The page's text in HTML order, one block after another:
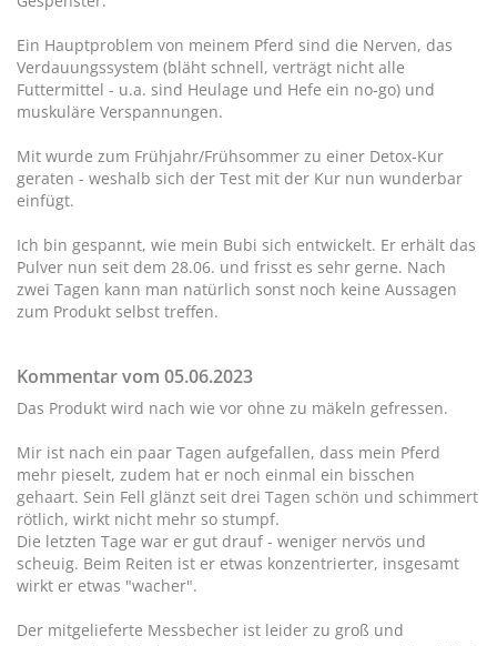
Ein Hauptproblem von meinem Pferd sind die Nerven, das
Verdauungssystem (bläht schnell, verträgt nicht alle
Futtermittel - u.a. sind Heulage und Hefe ein no-go) und
muskuläre Verspannungen.
Mit wurde zum Frühjahr/Frühsommer zu einer Detox-Kur
geraten - weshalb sich der Test mit der Kur nun wunderbar
einfügt.
Ich bin gespannt, wie mein Bubi sich entwickelt. Er erhält das
Pulver nun seit dem 28.06. und frisst es sehr gerne. Nach
zwei Tagen kann man natürlich sonst noch keine Aussagen
zum Produkt selbst treffen.
Kommentar vom 05.06.2023
Das Produkt wird nach wie vor ohne zu mäkeln gefressen.
Mir ist nach ein paar Tagen aufgefallen, dass mein Pferd
mehr pieselt, zudem hat er noch einmal ein bisschen
gehaart. Sein Fell glänzt seit drei Tagen schön und schimmert
rötlich, wirkt nicht mehr so stumpf.
Die letzten Tage war er gut drauf - weniger nervös und
scheuig. Beim Reiten ist er etwas konzentrierter, insgesamt
wirkt er etwas "wacher".
Der mitgelieferte Messbecher ist leider zu groß und